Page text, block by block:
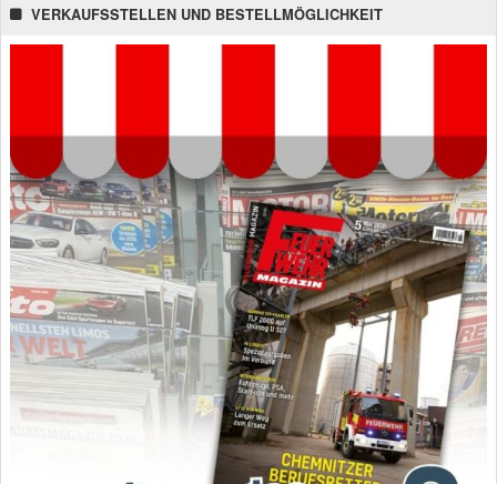
VERKAUFSSTELLEN UND BESTELLMÖGLICHKEIT